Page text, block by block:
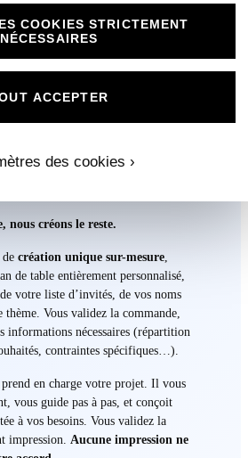
produit
nous créons le reste.
création unique sur-mesure,
de table entièrement personnalisé,
votre liste d’invités, de vos noms
thème. Vous validez la commande,
informations nécessaires (répartition
contraintes spécifiques…).
en charge votre projet. Il vous
vous guide pas à pas, et conçoit
à vos besoins. Vous validez la
impression. Aucune impression ne
COOKIES STRICTEMENT
NÉCESSAIRES
des cookies ›
ACCEPTER